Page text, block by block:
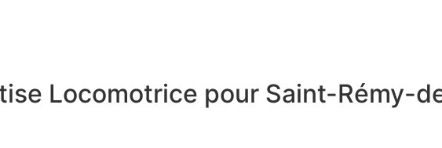
Locomotrice pour Saint-Rémy-